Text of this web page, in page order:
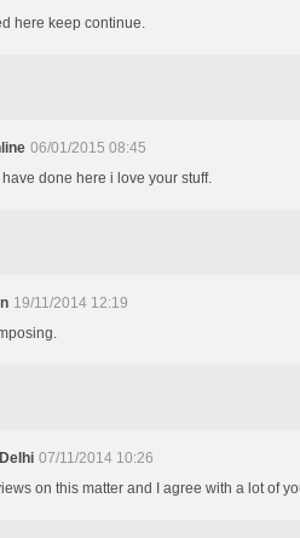
here keep continue.
06/01/2015 08:45
done here i love your stuff.
19/11/2014 12:19
07/11/2014 10:26
on this matter and I agree with a lot of